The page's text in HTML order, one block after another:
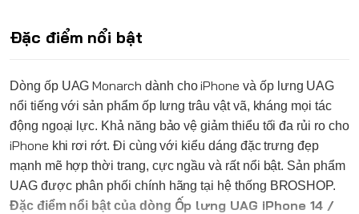
Đặc điểm nổi bật
Dòng ốp UAG Monarch dành choiPhonevà ốp lưng UAG
nổi tiếng với sản phẩm ốp lưng trâu vật vã, kháng mọi tác
động ngoại lực. Khả năng bảo vệ giảm thiểu tối đa rủi ro cho
iPhone khi rơi rớt. Đi cùng với kiểu dáng đặc trưng đẹp
mạnh mẽ hợp thời trang, cực ngầu và rất nổi bật. Sản phẩm
UAG được phân phối chính hãng tại hệ thống BROSHOP.
Đặc điểm nổi bật của dòng Ốp lưng UAG iPhone 14 /